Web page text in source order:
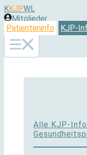
Zum
Inhalt
springen
KKJPWL
Mitglieder
Patienteninfo
KJP-
Alle KJP-